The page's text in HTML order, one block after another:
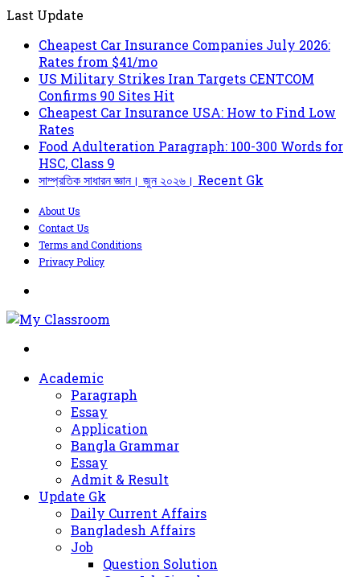
Last Update
Cheapest Car Insurance Companies July 2026:
Rates from $41/mo
US Military Strikes Iran Targets CENTCOM
Confirms 90 Sites Hit
Cheapest Car Insurance USA: How to Find Low
Rates
Food Adulteration Paragraph: 100-300 Words for
HSC, Class 9
সাম্প্রতিক সাধারন জ্ঞান। জুন ২০২৬। Recent Gk
About Us
Contact Us
Terms and Conditions
Privacy Policy
Academic
Paragraph
Essay
Application
Bangla Grammar
Essay
Admit & Result
Update Gk
Daily Current Affairs
Bangladesh Affairs
Job
Question Solution